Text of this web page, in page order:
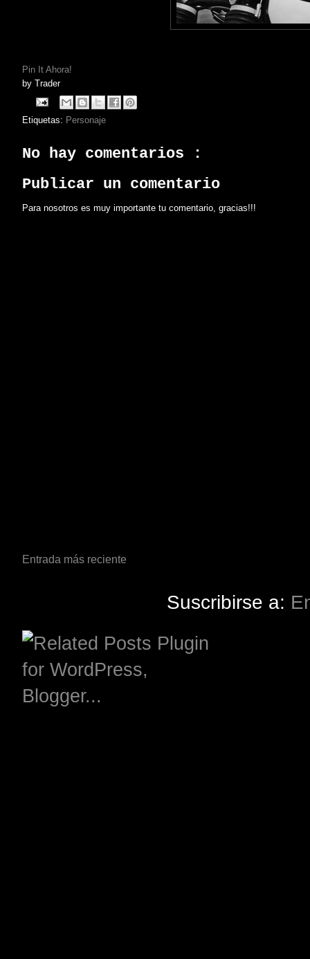
Pin It Ahora!
by Trader
Etiquetas: Personaje
No hay comentarios :
Publicar un comentario
Para nosotros es muy importante tu comentario, gracias!!!
Entrada más reciente
Suscribirse a: